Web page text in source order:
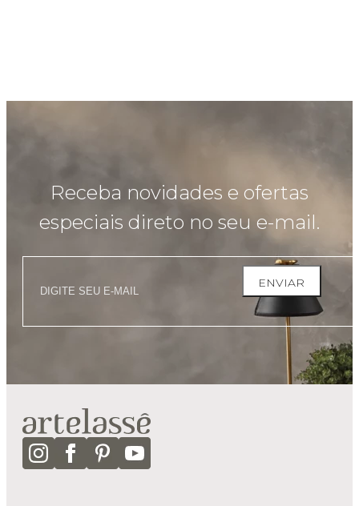
Receba novidades e ofertas
especiais direto no seu e-mail.
ENVIAR